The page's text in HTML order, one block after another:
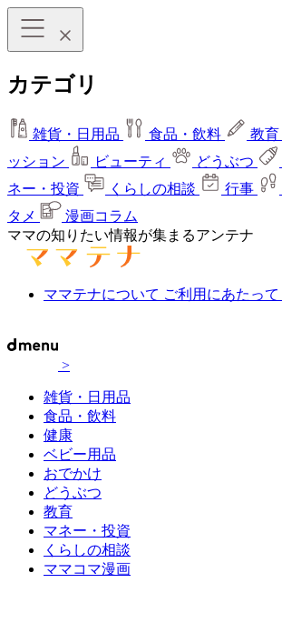
カテゴリ
雑貨・日用品 食品・飲料 教育
ッション
ビューティ どうぶつ
ネー・投資
くらしの相談 行事
タメ
漫画コラム
ママの知りたい情報が集まるアンテナ
ママテナについて ご利用にあたって
>
雑貨・日用品
食品・飲料
健康
ベビー用品
おでかけ
どうぶつ
教育
マネー・投資
くらしの相談
ママコマ漫画